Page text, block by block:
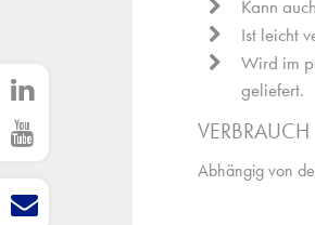
Kann
Ist leicht
Wird im
geliefert.
VERBRAUCH
Abhängig von